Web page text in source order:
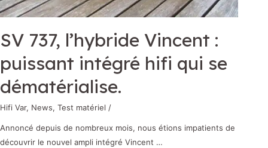
SV 737, l’hybride Vincent :
puissant intégré hifi qui se
dématérialise.
Hifi Var, News, Test matériel /
Annoncé depuis de nombreux mois, nous étions impatients de
découvrir le nouvel ampli intégré Vincent …